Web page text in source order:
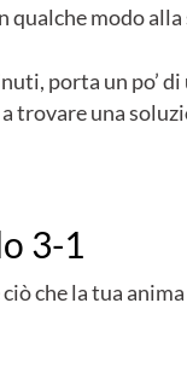
modo
porta un po’
trovare una
3-1
che la tua